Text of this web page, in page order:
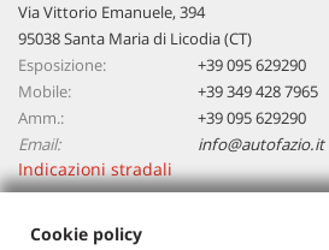
Via Vittorio Emanuele, 394
95038 Santa Maria di Licodia (CT)
Esposizione:
+39 095 629290
Mobile:
+39 349 428 7965
Amm.:
+39 095 629290
Email:
info@autofazio.it
Indicazioni stradali
Cookie policy